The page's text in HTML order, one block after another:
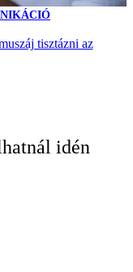
tisztázni az
idén